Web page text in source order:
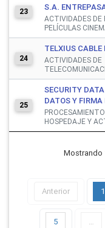
23
S.A.
ACTIVIDADES DE
PELÍCULAS
24
TELXIUS CABLE
ACTIVIDADES DE
25
SECURITY
DATOS Y
HOSPEDAJE Y
Mostrando
Anterior 1
5 …